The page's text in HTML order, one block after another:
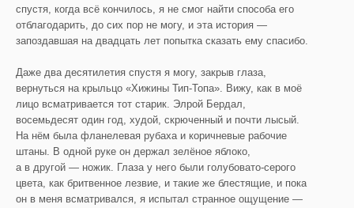
спустя, когда всё кончилось, я не смог найти способа его
отблагодарить, до сих пор не могу, и эта история —
запоздавшая на двадцать лет попытка сказать ему спасибо.
Даже два десятилетия спустя я могу, закрыв глаза,
вернуться на крыльцо «Хижины Тип-Топа». Вижу, как в моё
лицо всматривается тот старик. Элрой Бердал,
восемьдесят один год, худой, скрюченный и почти лысый.
На нём была фланелевая рубаха и коричневые рабочие
штаны. В одной руке он держал зелёное яблоко,
а в другой — ножик. Глаза у него были голубовато-серого
цвета, как бритвенное лезвие, и такие же блестящие, и пока
он в меня всматривался, я испытал странное ощущение —